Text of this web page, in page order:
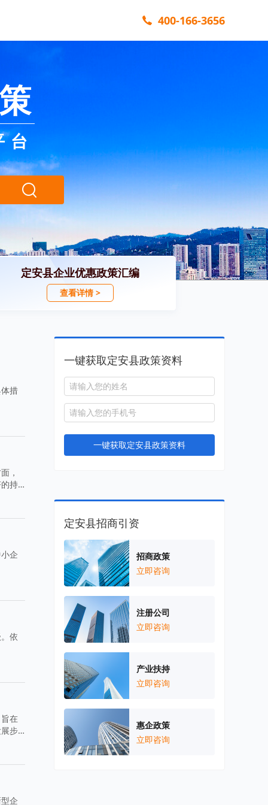
400-166-3656
台
定安县企业优惠政策汇编
查看详情 >
措
，
持
企
依
在
步
企
一键获取定安县政策资料
一键获取定安县政策资料
定安县招商引资
招商政策
立即咨询
注册公司
立即咨询
产业扶持
立即咨询
惠企政策
立即咨询